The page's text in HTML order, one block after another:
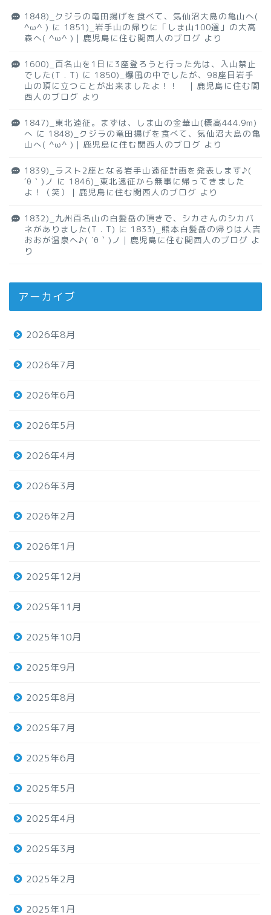
1848)_クジラの竜田揚げを食べて、気仙沼大島の亀山へ(
^ω^ ) に 1851)_岩手山の帰りに「しま山100選」の大高
森へ( ^ω^ )｜鹿児島に住む関西人のブログ より
1600)_百名山を1日に3座登ろうと行った先は、入山禁止
でした(T . T) に 1850)_爆風の中でしたが、98座目岩手
山の頂に立つことが出来ましたよ！！ ｜鹿児島に住む関
西人のブログ より
1847)_東北遠征。まずは、しま山の金華山(標高444.9m)
へ に 1848)_クジラの竜田揚げを食べて、気仙沼大島の亀
山へ( ^ω^ )｜鹿児島に住む関西人のブログ より
1839)_ラスト2座となる岩手山遠征計画を発表します♪(
´θ｀)ノ に 1846)_東北遠征から無事に帰ってきました
よ！（笑）｜鹿児島に住む関西人のブログ より
1832)_九州百名山の白髪岳の頂きで、シカさんのシカバ
ネがありました(T . T) に 1833)_熊本白髪岳の帰りは人吉
おおが温泉へ♪( ´θ｀)ノ｜鹿児島に住む関西人のブログ よ
り
アーカイブ
2026年8月
2026年7月
2026年6月
2026年5月
2026年4月
2026年3月
2026年2月
2026年1月
2025年12月
2025年11月
2025年10月
2025年9月
2025年8月
2025年7月
2025年6月
2025年5月
2025年4月
2025年3月
2025年2月
2025年1月